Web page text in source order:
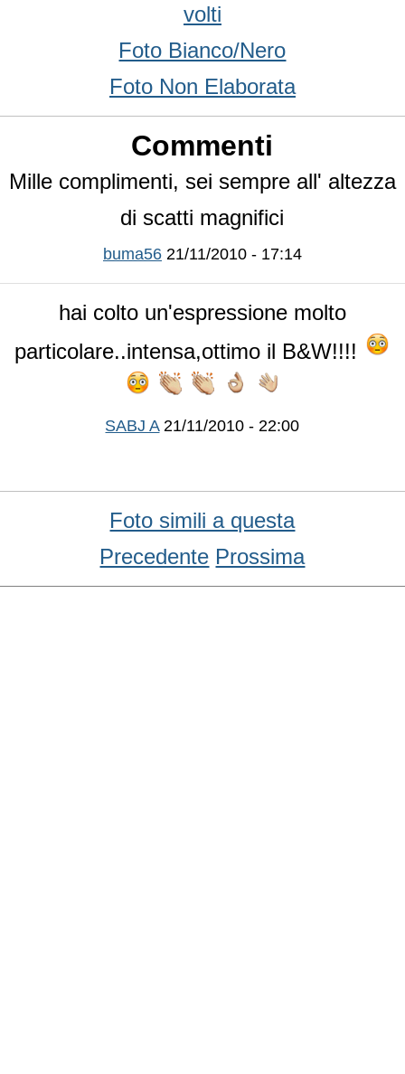
volti
Foto Bianco/Nero
Foto Non Elaborata
Commenti
Mille complimenti, sei sempre all' altezza
di scatti magnifici
buma56 21/11/2010 - 17:14
hai colto un'espressione molto
particolare..intensa,ottimo il B&W!!!!
SABJ A21/11/2010 - 22:00
Foto simili a questa
Precedente Prossima